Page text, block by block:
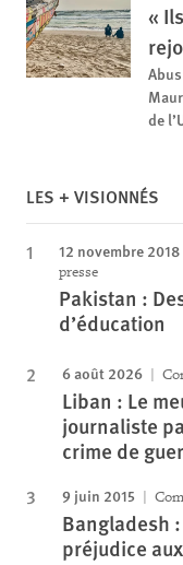
«
de
LES + VISIONNÉS
12 novembre 2018
presse
Pakistan :
d’éducation
6 août 2026
Liban : Le
journaliste
crime de
9 juin 2015
Bangladesh
préjudice